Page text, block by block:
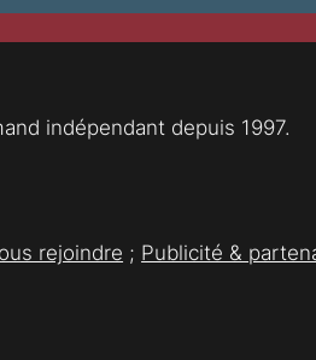
indépendant depuis 1997.
rejoindre ; Publicité &